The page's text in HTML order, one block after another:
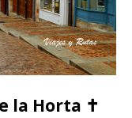
la Horta ✝️